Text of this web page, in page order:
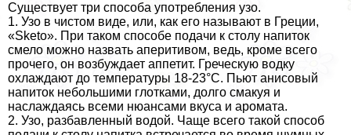
Существует три способа употрeбления узо.
1. Узо в чистом виде, или, как его называют в Греции,
«Sketo». При таком способе подачи к столу напиток
смело можно назвать аперитивом, ведь, кроме всего
прочего, он возбуждает аппетит. Греческую водку
охлаждают до температуры 18-23°C. Пьют анисовый
напиток небольшими глотками, долго смакуя и
наслаждаясь всеми нюансами вкуса и аромата.
2. Узо, разбавленный водой. Чаще всего такой способ